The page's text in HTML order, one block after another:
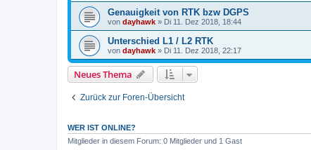
Genauigkeit von RTK bzw DGPS
von dayhawk » Di 11. Dez 2018, 18:44
Unterschied L1 / L2 RTK
von dayhawk » Di 11. Dez 2018, 22:17
Neues Thema
Zurück zur Foren-Übersicht
WER IST ONLINE?
Mitglieder in diesem Forum: 0 Mitglieder und 1 Gast